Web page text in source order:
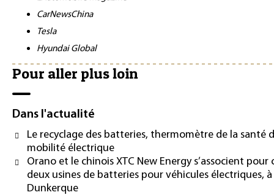
CarNewsChina
Tesla
Hyundai Global
Pour aller plus loin
Dans l'actualité
Le recyclage des batteries, thermomètre de la santé
mobilité électrique
Orano et le chinois XTC New Energy s’associent pour
deux usines de batteries pour véhicules électriques, à
Dunkerque